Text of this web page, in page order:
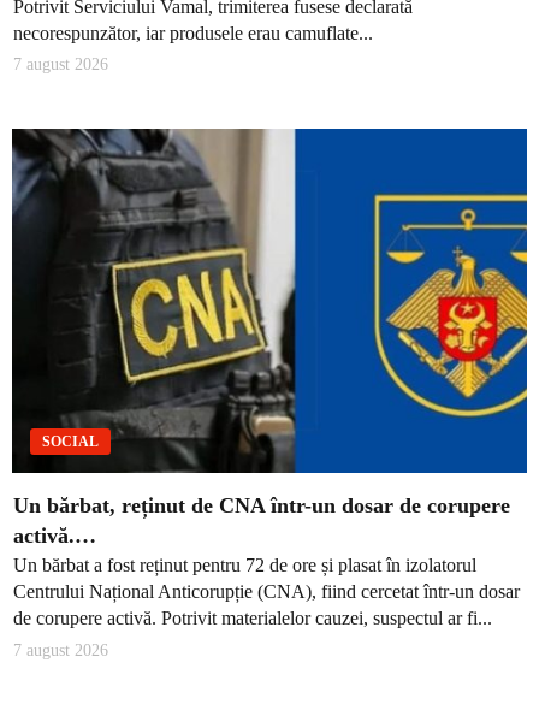
Potrivit Serviciului Vamal, trimiterea fusese declarată
necorespunzător, iar produsele erau camuflate...
7 august 2026
SOCIAL
Un bărbat, reținut de CNA într-un dosar de corupere
activă.…
Un bărbat a fost reținut pentru 72 de ore și plasat în izolatorul
Centrului Național Anticorupție (CNA), fiind cercetat într-un dosar
de corupere activă. Potrivit materialelor cauzei, suspectul ar fi...
7 august 2026